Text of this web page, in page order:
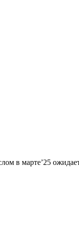
в марте’25